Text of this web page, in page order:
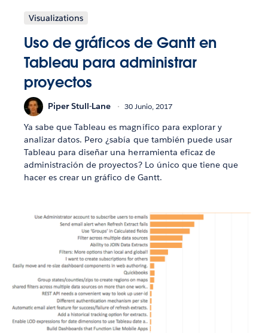
Visualizations
Uso de gráficos de Gantt en
Tableau para administrar
proyectos
Piper Stull-Lane 30 Junio, 2017
Ya sabe que Tableau es magnífico para explorar y
analizar datos. Pero ¿sabía que también puede usar
Tableau para diseñar una herramienta eficaz de
administración de proyectos? Lo único que tiene que
hacer es crear un gráfico de Gantt.